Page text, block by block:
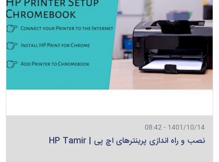
1401/10/14 - 08:42
نصب و راه اندازی پرینترهای اچ پی | HP Tamir